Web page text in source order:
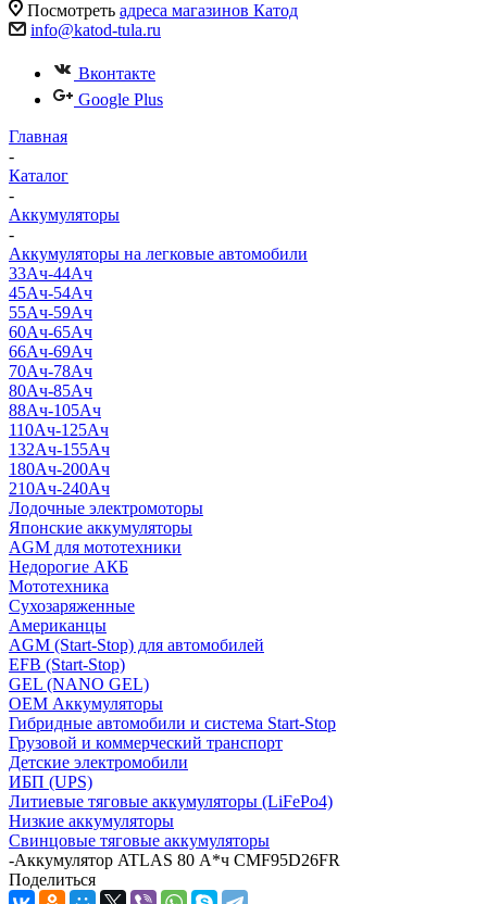
Посмотреть адреса магазинов Катод
info@katod-tula.ru
Вконтакте
Google Plus
Главная
-
Каталог
-
Аккумуляторы
-
Аккумуляторы на легковые автомобили
33Ач-44Ач
45Ач-54Ач
55Ач-59Ач
60Ач-65Ач
66Ач-69Ач
70Ач-78Ач
80Ач-85Ач
88Ач-105Ач
110Ач-125Ач
132Ач-155Ач
180Ач-200Ач
210Ач-240Ач
Лодочные электромоторы
Японские аккумуляторы
AGM для мототехники
Недорогие АКБ
Мототехника
Сухозаряженные
Американцы
AGM (Start-Stop) для автомобилей
EFB (Start-Stop)
GEL (NANO GEL)
OEM Аккумуляторы
Гибридные автомобили и система Start-Stop
Грузовой и коммерческий транспорт
Детские электромобили
ИБП (UPS)
Литиевые тяговые аккумуляторы (LiFePo4)
Низкие аккумуляторы
Свинцовые тяговые аккумуляторы
-Аккумулятор ATLAS 80 А*ч CMF95D26FR
Поделиться